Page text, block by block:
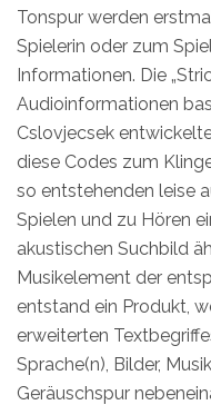
Tonspur werden
Spielerin oder zum
Informationen. Die
Audioinformationen
Cslovjecsek
diese Codes zum
so entstehenden leise
Spielen und zu Hören
akustischen Suchbild
Musikelement der
entstand ein Produkt,
erweiterten
Sprache(n), Bilder,
Geräuschspur